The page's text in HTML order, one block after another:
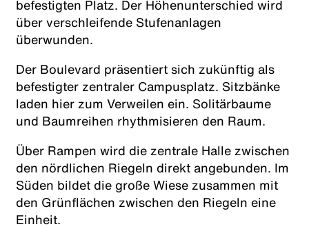
befestigten Platz. Der Höhenunterschied wird
über verschleifende Stufenanlagen
überwunden.
Der Boulevard präsentiert sich zukünftig als
befestigter zentraler Campusplatz. Sitzbänke
laden hier zum Verweilen ein. Solitärbaume
und Baumreihen rhythmisieren den Raum.
Über Rampen wird die zentrale Halle zwischen
den nördlichen Riegeln direkt angebunden. Im
Süden bildet die große Wiese zusammen mit
den Grünflächen zwischen den Riegeln eine
Einheit.